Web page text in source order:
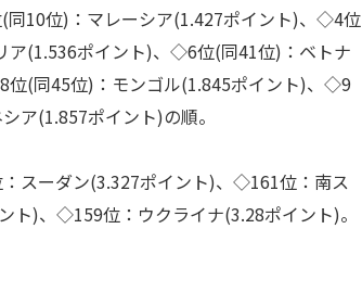
10位)：マレーシア(1.427ポイント)、◇4位
(1.536ポイント)、◇6位(同41位)：ベトナ
(同45位)：モンゴル(1.845ポイント)、◇9
ア(1.857ポイント)の順。
スーダン(3.327ポイント)、◇161位：南ス
)、◇159位：ウクライナ(3.28ポイント)。